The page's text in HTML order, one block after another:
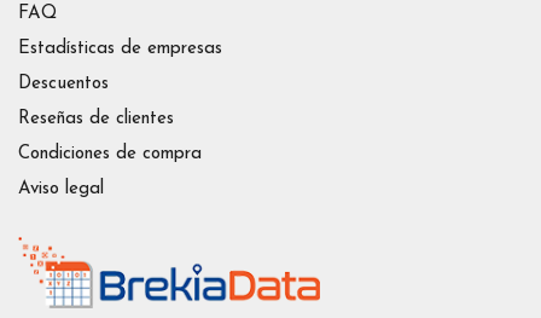
FAQ
Estadísticas de empresas
Descuentos
Reseñas de clientes
Condiciones de compra
Aviso legal